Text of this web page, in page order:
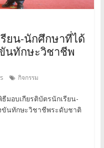
ยน-นักศึกษาที่ได้
นทักษะวิชาชีพ
กิจกรรม
มอบเกียรติบัตรนักเรียน-
ขันทักษะวิชาชีพระดับชาติ